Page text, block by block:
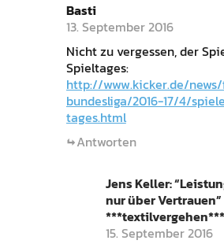
Basti
13. September 2016
Nicht zu vergessen, der
Spieltages:
http://www.kicker.de/
bundesliga/2016-17/4/
tages.html
Antworten
Jens Keller:
nur über Vertrauen”
***textilvergehen***
15. September 2016